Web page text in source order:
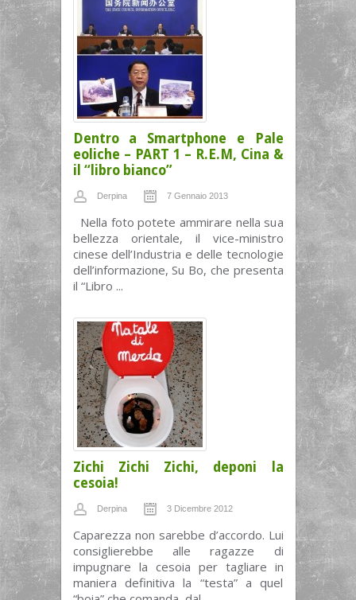
Dentro a Smartphone e Pale
eoliche – PART 1 – R.E.M, Cina &
il “libro bianco”
Derpina 7 Gennaio 2013
Nella foto potete ammirare nella sua
bellezza orientale, il vice-ministro
cinese dell’Industria e delle tecnologie
dell’informazione, Su Bo, che presenta
il “Libro ...
Zichi Zichi Zichi, deponi la
cesoia!
Derpina 3 Dicembre 2012
Caparezza non sarebbe d’accordo. Lui
consiglierebbe alle ragazze di
impugnare la cesoia per tagliare in
maniera definitiva la “testa” a quel